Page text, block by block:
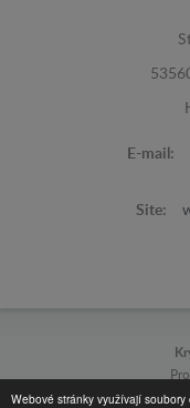
Webové stránky využívají
E-mail:
Site: